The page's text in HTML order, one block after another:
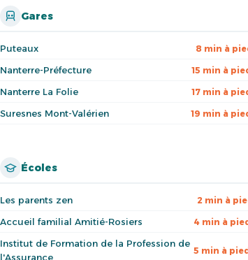
Gares
Puteaux 8 min à
Nanterre-Préfecture 15 min à
Nanterre La Folie 17 min à
Suresnes Mont-Valérien 19 min à
Écoles
Les parents zen 2 min à
Accueil familial Amitié-Rosiers 4 min à
Institut de Formation de la Profession de
l'Assurance
5 min à